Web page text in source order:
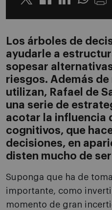
Twitter LinkedinWhatsapp
Los árboles de
ayudarle a
sopesar
riesgos. Además
utilizan, Rafael de
una serie de
acotar la influencia
cognitivos, que
decisiones, en
disten mucho de
Suponga que ha de
importante, como
momento de gran